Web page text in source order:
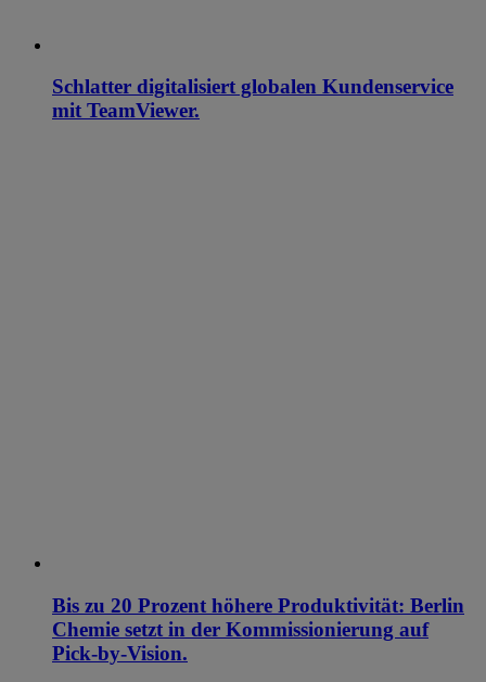
Schlatter digitalisiert globalen Kundenservice
mit TeamViewer.
Bis zu 20 Prozent höhere Produktivität: Berlin
Chemie setzt in der Kommissionierung auf
Pick-by-Vision.